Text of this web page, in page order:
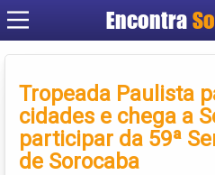
Encontra
Tropeada Paulista
cidades e chega a
participar da 59ª
de Sorocaba